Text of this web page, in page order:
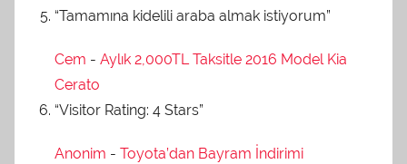
“Tamamına kidelili araba almak istiyorum”
Cem - Aylık 2,000TL Taksitle 2016 Model Kia
Cerato
“Visitor Rating: 4 Stars”
Anonim - Toyota’dan Bayram İndirimi